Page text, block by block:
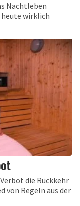
Nachtleben
heute wirklich
die Rückkehr
von Regeln aus der